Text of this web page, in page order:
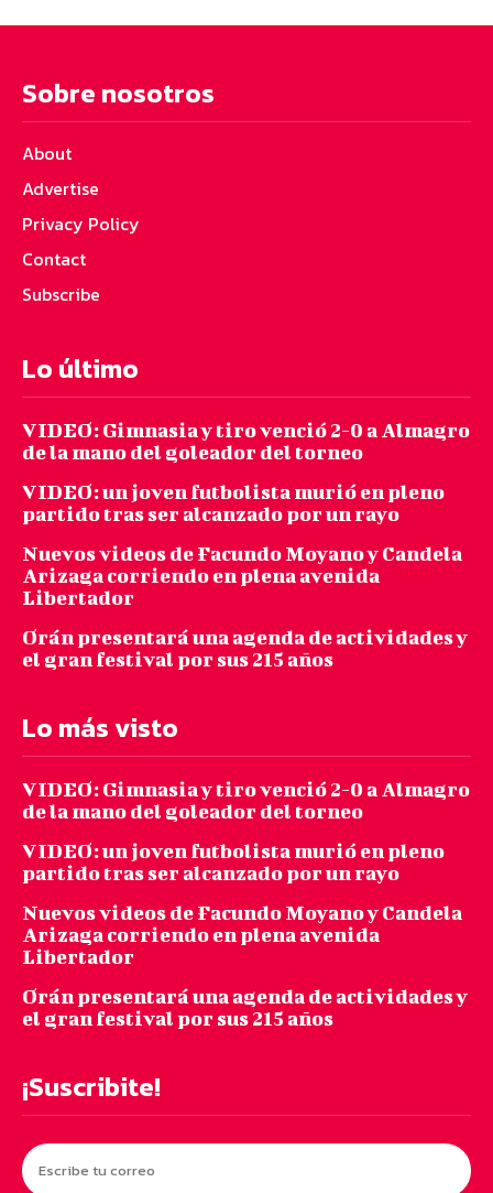
Sobre nosotros
About
Advertise
Privacy Policy
Contact
Subscribe
Lo último
VIDEO: Gimnasia y tiro venció 2-0 a Almagro
de la mano del goleador del torneo
VIDEO: un joven futbolista murió en pleno
partido tras ser alcanzado por un rayo
Nuevos videos de Facundo Moyano y Candela
Arizaga corriendo en plena avenida
Libertador
Orán presentará una agenda de actividades y
el gran festival por sus 215 años
Lo más visto
VIDEO: Gimnasia y tiro venció 2-0 a Almagro
de la mano del goleador del torneo
VIDEO: un joven futbolista murió en pleno
partido tras ser alcanzado por un rayo
Nuevos videos de Facundo Moyano y Candela
Arizaga corriendo en plena avenida
Libertador
Orán presentará una agenda de actividades y
el gran festival por sus 215 años
¡Suscribite!